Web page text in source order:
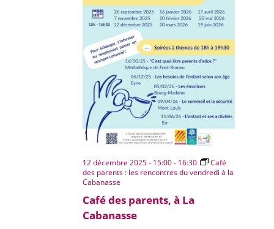
Café des parents, à La
Cabanasse
12 décembre 2025 - 15:00- 16:30
Café
des parents : les rencontres du vendredi à la
Cabanasse